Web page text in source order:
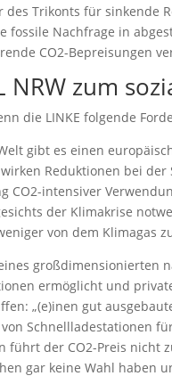
Trikonts für sinkende
fossile Nachfrage in
CO2-Bepreisungen
NRW zum
die LINKE folgende
gibt es einen
Reduktionen bei
CO2-intensiver
der Klimakrise
von dem Klimagas
ermöglicht und
„(e)inen gut
von Schnellladestationen
führt der CO2-Preis nicht
gar keine Wahl haben